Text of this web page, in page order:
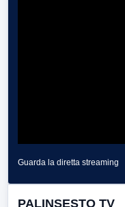
Guarda la diretta streaming
PALINSESTO TV